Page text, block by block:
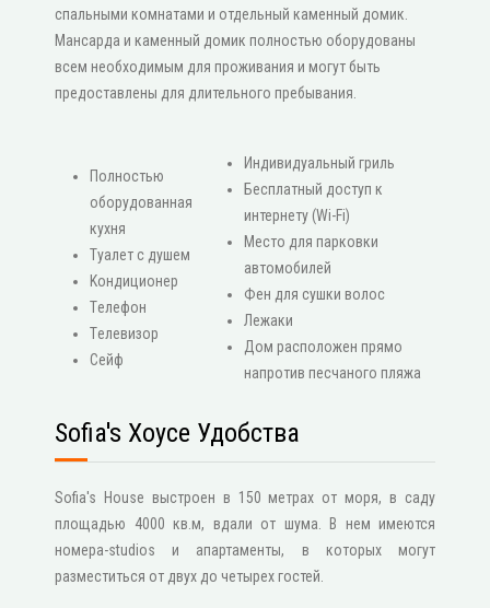
спальными комнатами и отдельный каменный домик.
Мансарда и каменный домик полностью оборудованы
всем необходимым для проживания и могут быть
предоставлены для длительного пребывания.
Πолностью
оборудованная
кухня
Туалет с душем
Κондиционер
Τелефон
Τелевизор
Сейф
Индивидуальный гриль
Бесплатный доступ к
интернету (Wi-Fi)
Место для парковки
автомобилей
Фен для сушки волос
Лежаки
Дом расположен прямо
напротив песчаного пляжа
Sofia's Хоусе Удобства
Sofia's House выстроен в 150 метрах от моря, в саду
площадью 4000 кв.м, вдали от шума. В нем имеются
номера-studios и апартаменты, в которых могут
разместиться от двух до четырех гостей.